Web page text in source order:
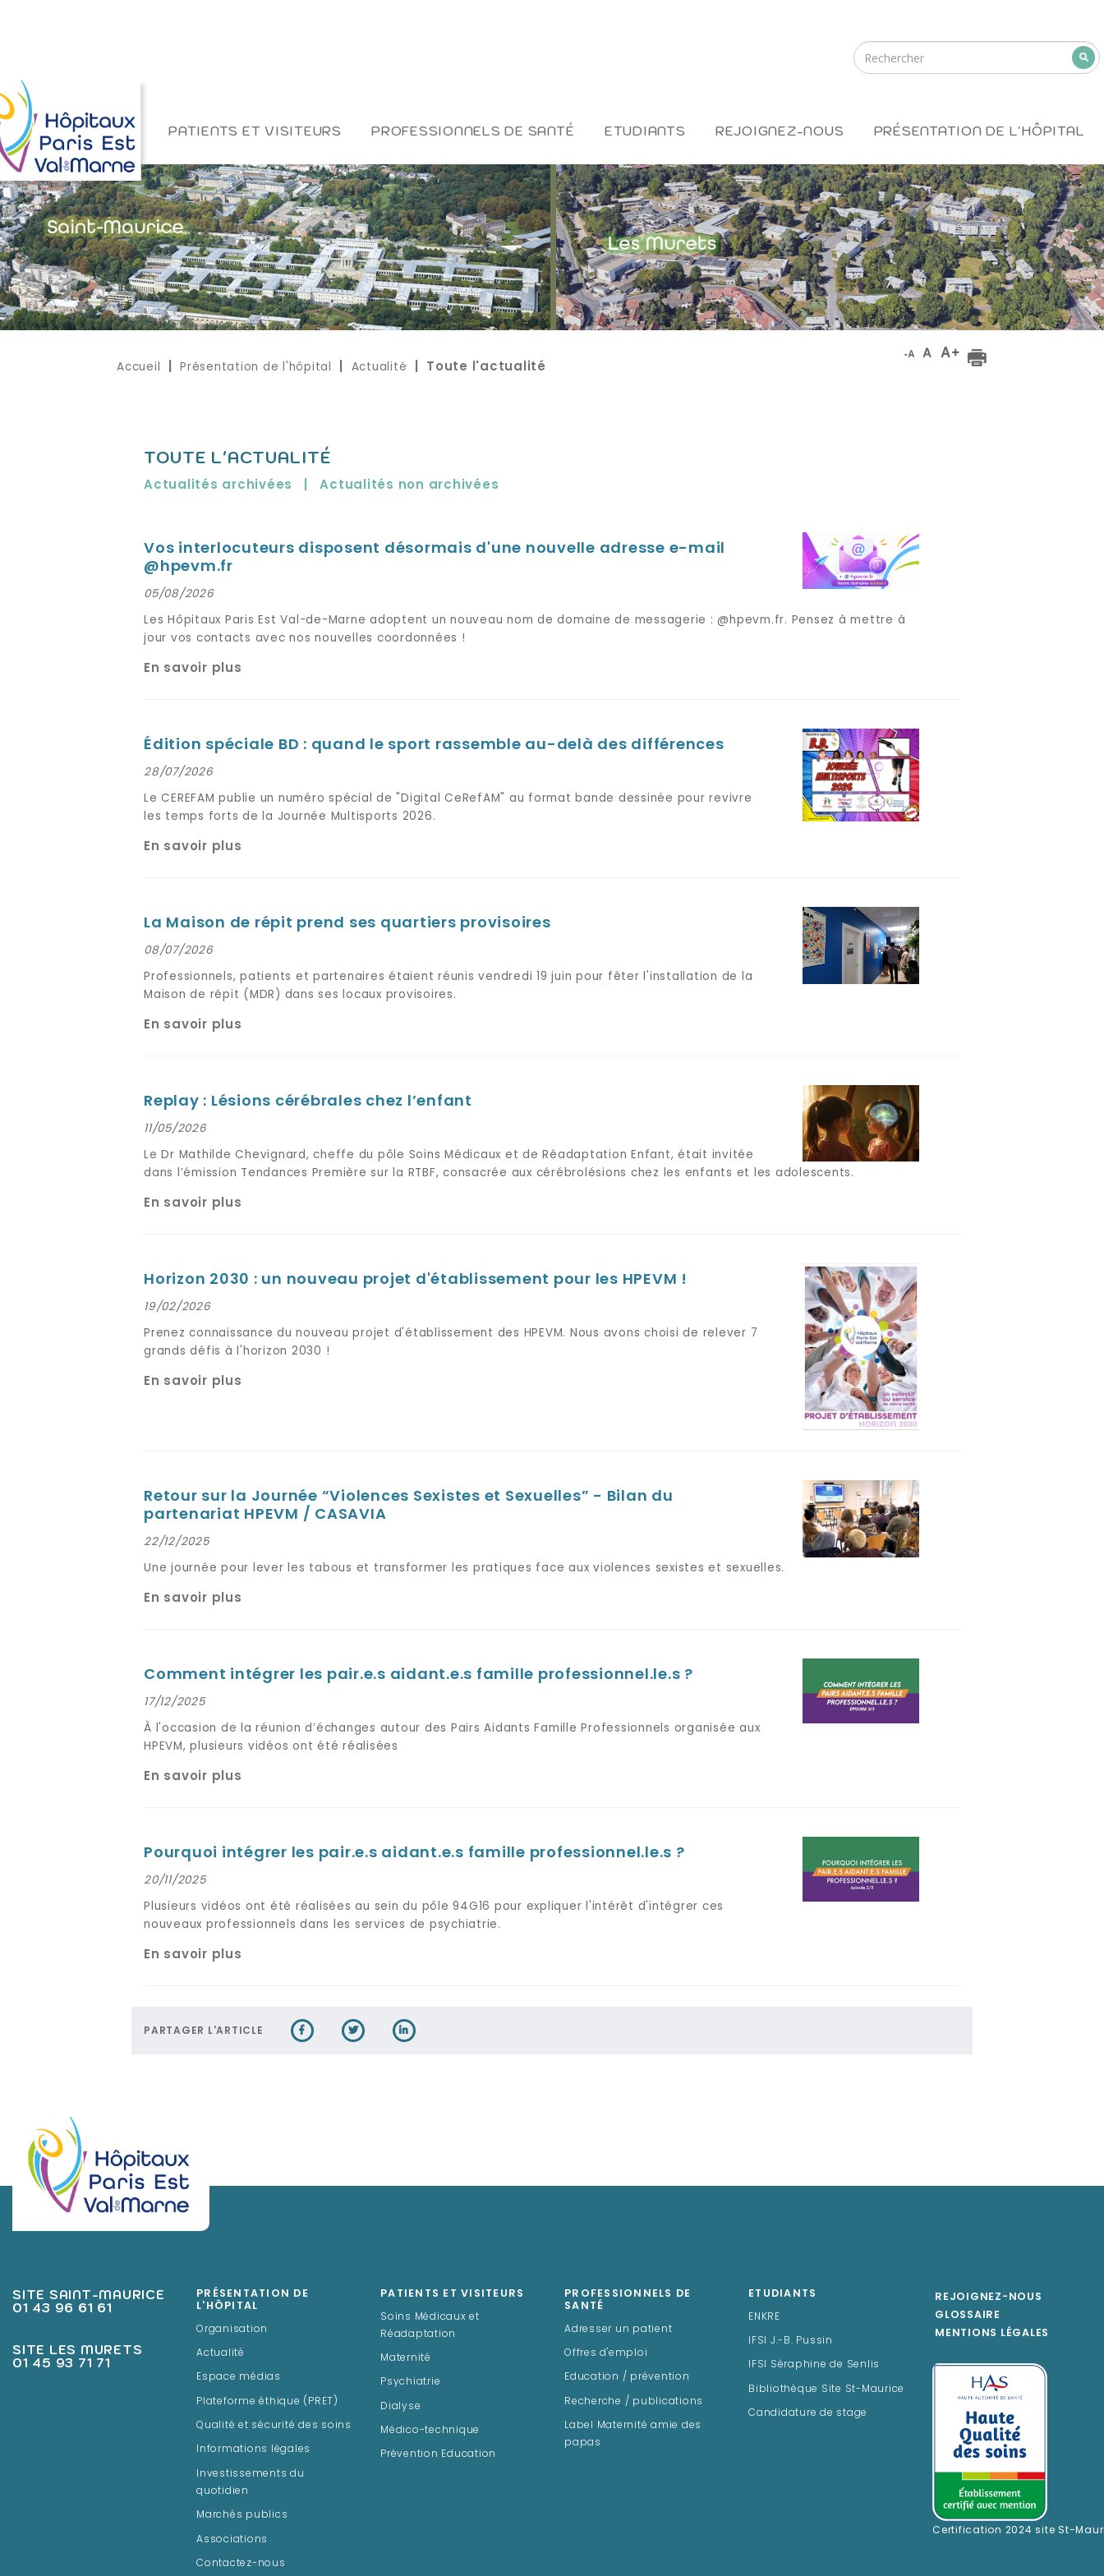
PATIENTS ET VISITEURS PROFESSIONNELS DE SANTÉ ETUDIANTS REJOIGNEZ-NOUS PRÉSENTATION DE L'HÔPITAL
Accueil Présentation de l'hôpital Actualité | Toute l'actualité
TOUTE L'ACTUALITÉ
Actualités archivées Actualités non archivées
Vos interlocuteurs disposent désormais d'une nouvelle adresse e-mail
@hpevm.fr
05/08/2026
Les Hôpitaux Paris Est Val-de-Marne adoptent un nouveau nom de domaine de messagerie : @hpevm.fr. Pensez à mettre à
jour vos contacts avec nos nouvelles coordonnées !
En savoir plus
Édition spéciale BD : quand le sport rassemble au-delà des différences
28/07/2026
Le CEREFAM publie un numéro spécial de "Digital CeRefAM" au format bande dessinée pour revivre
les temps forts de la Journée Multisports 2026.
En savoir plus
La Maison de répit prend ses quartiers provisoires
08/07/2026
Professionnels, patients et partenaires étaient réunis vendredi 19 juin pour fêter l'installation de la
Maison de répit (MDR) dans ses locaux provisoires.
En savoir plus
Replay : Lésions cérébrales chez l’enfant
11/05/2026
Le Dr Mathilde Chevignard, cheffe du pôle Soins Médicaux et de Réadaptation Enfant, était invitée
dans l’émission Tendances Première sur la RTBF, consacrée aux cérébrolésions chez les enfants et les adolescents.
En savoir plus
Horizon 2030 : un nouveau projet d'établissement pour les HPEVM !
19/02/2026
Prenez connaissance du nouveau projet d'établissement des HPEVM. Nous avons choisi de relever 7
grands défis à l'horizon 2030 !
En savoir plus
Retour sur la Journée “Violences Sexistes et Sexuelles” - Bilan du
partenariat HPEVM / CASAVIA
22/12/2025
Une journée pour lever les tabous et transformer les pratiques face aux violences sexistes et sexuelles.
En savoir plus
Comment intégrer les pair.e.s aidant.e.s famille professionnel.le.s ?
17/12/2025
À l'occasion de la réunion d’échanges autour des Pairs Aidants Famille Professionnels organisée aux
HPEVM, plusieurs vidéos ont été réalisées
En savoir plus
Pourquoi intégrer les pair.e.s aidant.e.s famille professionnel.le.s ?
20/11/2025
Plusieurs vidéos ont été réalisées au sein du pôle 94G16 pour expliquer l'intérêt d'intégrer ces
nouveaux professionnels dans les services de psychiatrie.
En savoir plus
PARTAGER L'ARTICLE
SITE SAINT-MAURICE
01 43 96 61 61
SITE LES MURETS
01 45 93 71 71
PRÉSENTATION DE
L'HÔPITAL
Organisation
Actualité
Espace médias
Plateforme éthique (PRET)
Qualité et sécurité des soins
Informations légales
Investissements du
quotidien
Marchés publics
Associations
Contactez-nous
PATIENTS ET VISITEURS
Soins Médicaux et
Réadaptation
Maternité
Psychiatrie
Dialyse
Médico-technique
Prévention Education
PROFESSIONNELS DE
SANTÉ
Adresser un patient
Offres d'emploi
Education / prévention
Recherche / publications
Label Maternité amie des
papas
ETUDIANTS
ENKRE
IFSI J.-B. Pussin
IFSI Séraphine de Senlis
Bibliothèque Site St-Maurice
Candidature de stage
REJOIGNEZ-NOUS
GLOSSAIRE
MENTIONS LÉGALES
Certification 2024 site St-